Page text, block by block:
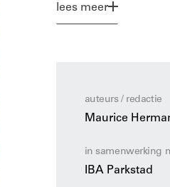
In 2014 ging IBA
landelijke ingrepen,
landschappen en
een post-IBA
lees meer
auteurs / redactie
Maurice
in samenwerking
IBA Parkstad